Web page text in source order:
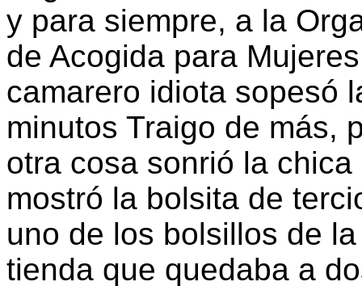
y para siempre, a la
de Acogida para
camarero idiota sopesó
minutos Traigo de más,
otra cosa sonrió la
mostró la bolsita de
uno de los bolsillos de
tienda que quedaba a